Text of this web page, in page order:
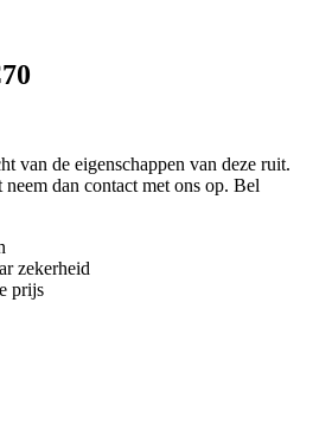
van de eigenschappen van deze ruit.
dan contact met ons op. Bel
zekerheid
prijs